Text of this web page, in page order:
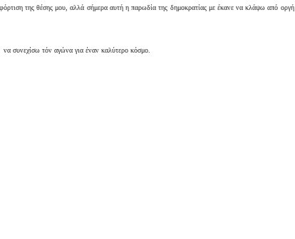
της θέσης μου, αλλά σήμερα αυτή η παρωδία της δημοκρατίας με έκανε να κλάψω από οργή
συνεχίσω τόν αγώνα για έναν καλύτερο κόσμο.